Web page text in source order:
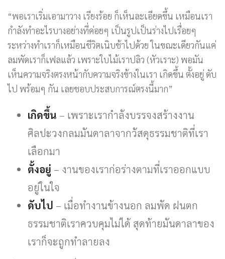
“พอเราเริ่มเอามาวาง เรียงร้อย ก็เห็นละเอียดขึ้น เหมือนเรา
กำลังทำอะไรบางอย่างที่ค่อยๆ เป็นรูปเป็นร่างไปเรื่อยๆ
ระหว่างทำเราก็เหมือนชีวิตเนิบช้าไปด้วย ในขณะเดียวกันแค่
ลมพัดเราก็เฟลแล้ว เพราะใบไม้เราปลิว (หัวเราะ) พอมัน
เห็นความจริงตรงหน้ากับความจริงข้างในเรา เกิดขึ้น ตั้งอยู่ ดับ
ไป พร้อมๆ กัน เลยชอบประสบการณ์ตรงนี้มาก”
เกิดขึ้น – เพราะเรากำลังบรรจงสร้างงาน
ศิลปะวงกลมมันดาลาจากวัสดุธรรมชาติที่เรา
เลือกมา
ตั้งอยู่ – งานของเราก่อร่างตามที่เราออกแบบ
อยู่ในใจ
ดับไป – เมื่อทำงานข้างนอก ลมพัด ฝนตก
ธรรมชาติเราควบคุมไม่ได้ สุดท้ายมันดาลาของ
เราก็จะถูกทำลายลง